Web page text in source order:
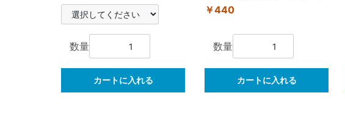
数量
カートに入れる
￥440
数量
カートに入れる